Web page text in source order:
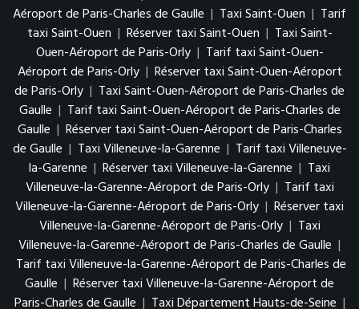
Aéroport de Paris-Charles de Gaulle | Taxi Saint-Ouen | Tarif
taxi Saint-Ouen | Réserver taxi Saint-Ouen | Taxi Saint-
Ouen-Aéroport de Paris-Orly | Tarif taxi Saint-Ouen-
Aéroport de Paris-Orly | Réserver taxi Saint-Ouen-Aéroport
de Paris-Orly | Taxi Saint-Ouen-Aéroport de Paris-Charles de
Gaulle | Tarif taxi Saint-Ouen-Aéroport de Paris-Charles de
Gaulle | Réserver taxi Saint-Ouen-Aéroport de Paris-Charles
de Gaulle | Taxi Villeneuve-la-Garenne | Tarif taxi Villeneuve-
la-Garenne | Réserver taxi Villeneuve-la-Garenne | Taxi
Villeneuve-la-Garenne-Aéroport de Paris-Orly | Tarif taxi
Villeneuve-la-Garenne-Aéroport de Paris-Orly | Réserver taxi
Villeneuve-la-Garenne-Aéroport de Paris-Orly | Taxi
Villeneuve-la-Garenne-Aéroport de Paris-Charles de Gaulle |
Tarif taxi Villeneuve-la-Garenne-Aéroport de Paris-Charles de
Gaulle | Réserver taxi Villeneuve-la-Garenne-Aéroport de
Paris-Charles de Gaulle | Taxi Département Hauts-de-Seine |